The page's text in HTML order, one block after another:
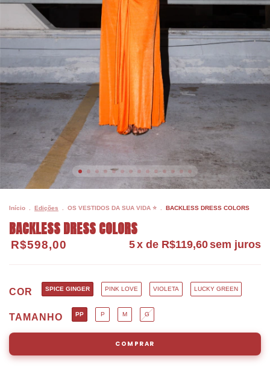
Início Edições OS VESTIDOS DA SUA VIDA ⭐ BACKLESS DRESS COLORS
BACKLESS DRESS COLORS
R$598,00 5x de R$119,60sem juros
COR SPICE GINGER PINK LOVE VIOLETA LUCKY GREEN
TAMANHO PP P M G